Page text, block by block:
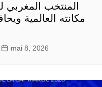
المنتخب
مكانته العالمية
mai 8, 2026